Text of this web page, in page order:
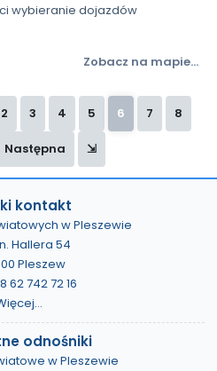
wybieranie dojazdów
Zobacz na mapie...
2 3 4 5 6 7 8
Następna ⇲
kontakt
w Pleszewie
Hallera 54
Pleszew
62 742 72 16
odnośniki
w Pleszewie